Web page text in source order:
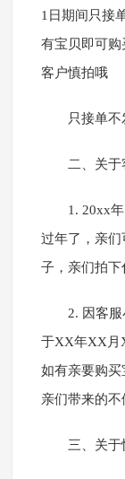
1日期间只接
有宝贝即可
客户慎拍哦
只接单不
二、关于
1. 20xx
过年了，亲
子，亲们拍下
2. 因客
于XX年XX月
如有亲要购
亲们带来的不
三、关于